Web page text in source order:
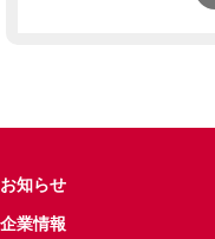
お知らせ
企業情報